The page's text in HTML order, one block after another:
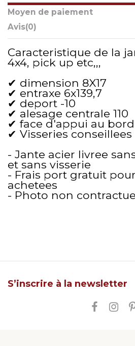
Moyen de paiement
Avis(0)
Caracteristique de la
4x4, pick up etc,,,
✔ dimension 8X17
✔ entraxe 6x139,7
✔ deport -10
✔ alesage centrale 110
✔ face d'appui au bord
✔ Visseries conseillees
- Jante acier livree
et sans visserie
- Frais port gratuit
achetees
- Photo non
S’inscrire à la newsletter